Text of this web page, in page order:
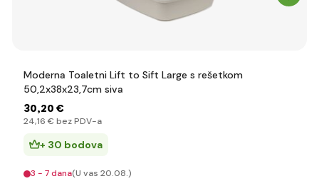
Moderna Toaletni Lift to Sift Large s rešetkom
50,2x38x23,7cm siva
30,20 €
24,16 € bez PDV-a
+ 30 bodova
3 - 7 dana(U vas 20.08.)